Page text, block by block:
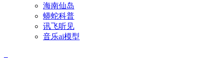
海南仙岛
蟒蛇科普
讯飞听见
音乐ai模型